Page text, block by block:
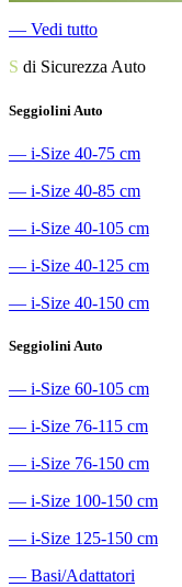
― Vedi tutto
S di Sicurezza Auto
Seggiolini Auto
― i-Size 40-75 cm
― i-Size 40-85 cm
― i-Size 40-105 cm
― i-Size 40-125 cm
― i-Size 40-150 cm
Seggiolini Auto
― i-Size 60-105 cm
― i-Size 76-115 cm
― i-Size 76-150 cm
― i-Size 100-150 cm
― i-Size 125-150 cm
― Basi/Adattatori